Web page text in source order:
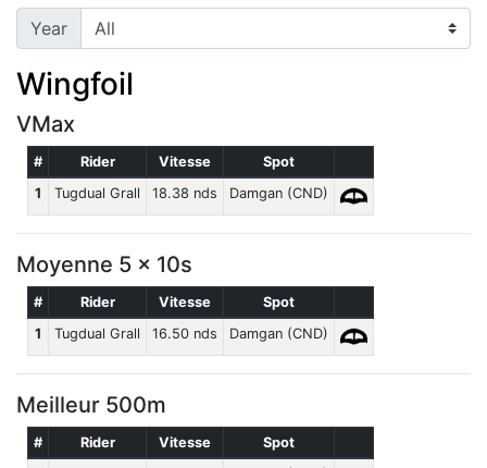
Year
Wingfoil
VMax
# Rider Vitesse
Spot
1
Tugdual Grall 18.38 nds Damgan (CND)
Moyenne 5 x 10s
# Rider Vitesse
Spot
1
Tugdual Grall 16.50 nds Damgan (CND)
Meilleur 500m
# Rider Vitesse
Spot